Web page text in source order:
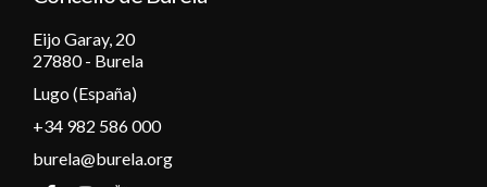
Eijo Garay, 20
27880 - Burela
Lugo (España)
+34 982 586 000
burela@burela.org